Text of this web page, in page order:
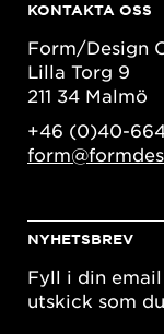
KONTAKTA OSS
Form/Design
Lilla Torg 9
211 34 Malmö
+46 (0)40-
NYHETSBREV
Fyll i din
utskick som